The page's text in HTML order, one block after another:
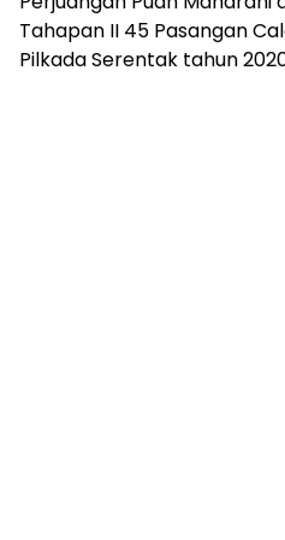
Tahapan II 45 Pasangan
Pilkada Serentak tahun